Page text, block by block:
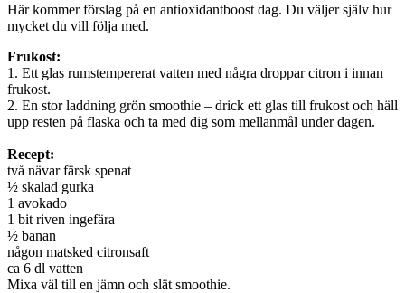
Här kommer förslag på en antioxidantboost dag. Du väljer själv hur
mycket du vill följa med.
Frukost:
1. Ett glas rumstempererat vatten med några droppar citron i innan
frukost.
2. En stor laddning grön smoothie – drick ett glas till frukost och häll
upp resten på flaska och ta med dig som mellanmål under dagen.
Recept:
två nävar färsk spenat
½ skalad gurka
1 avokado
1 bit riven ingefära
½ banan
någon matsked citronsaft
ca 6 dl vatten
Mixa väl till en jämn och slät smoothie.